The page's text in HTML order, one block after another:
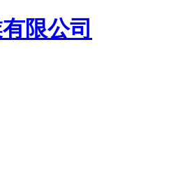
限公司